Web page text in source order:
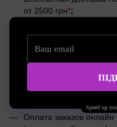
от 2500 грн*;
(наложенный платеж)
Бесплатная доставка
Оплата заказов